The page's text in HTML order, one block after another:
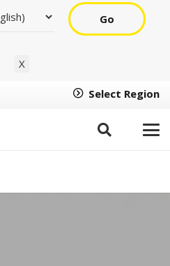
Go
X
Select Region